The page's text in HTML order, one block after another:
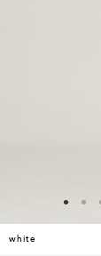
white